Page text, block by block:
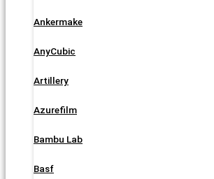
Ankermake
AnyCubic
Artillery
Azurefilm
Bambu Lab
Basf